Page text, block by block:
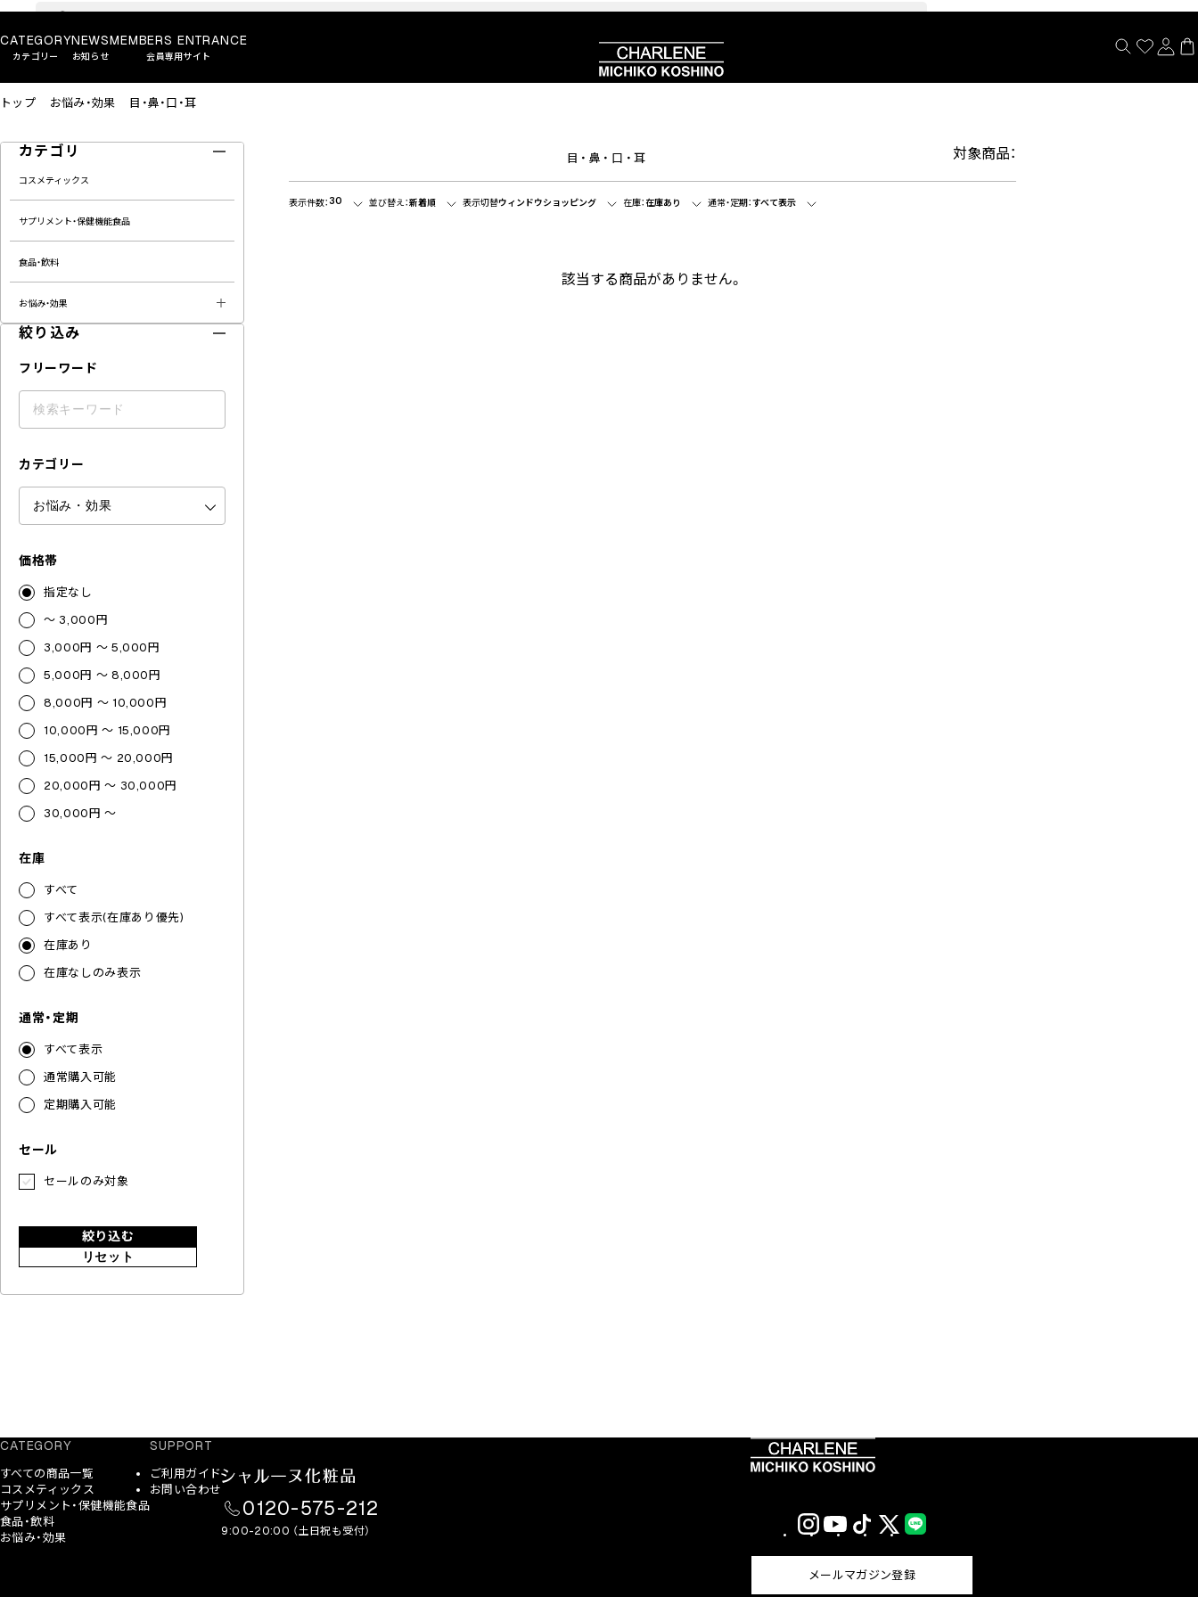
CATEGORY
カテゴリー
NEWS
お知らせ
MEMBERS ENTRANCE
会員専用サイト
トップ お悩み・効果 目・鼻・口・耳
カテゴリ
コスメティックス
サプリメント・保健機能食品
食品・飲料
お悩み・効果
絞り込み
フリーワード
カテゴリー
価格帯
指定なし
～ 3,000円
3,000円 ～ 5,000円
5,000円 ～ 8,000円
8,000円 ～ 10,000円
10,000円 ～ 15,000円
15,000円 ～ 20,000円
20,000円 ～ 30,000円
30,000円 ～
在庫
すべて
すべて表示(在庫あり優先)
在庫あり
在庫なしのみ表示
通常・定期
すべて表示
通常購入可能
定期購入可能
セール
セールのみ対象
絞り込む
リセット
目・鼻・口・耳 対象商品：
表示件数：30 並び替え：新着順 表示切替ウィンドウショッピング 在庫：在庫あり 通常・定期：すべて表示
該当する商品がありません。
CATEGORY
すべての商品一覧
コスメティックス
サプリメント・保健機能食品
食品・飲料
お悩み・効果
SUPPORT
ご利用ガイド
お問い合わせ
0120-575-212
9:00-20:00 （土日祝も受付）
InstagramYouTubeTikTok X
(Twitter)
メールマガジン登録